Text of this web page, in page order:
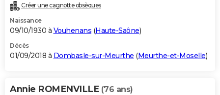
Créer une cagnotte obsèques
Naissance
09/10/1930 à Vouhenans (Haute-Saône)
Décès
01/09/2018 à Dombasle-sur-Meurthe (Meurthe-et-Moselle)
Annie ROMENVILLE (76 ans)